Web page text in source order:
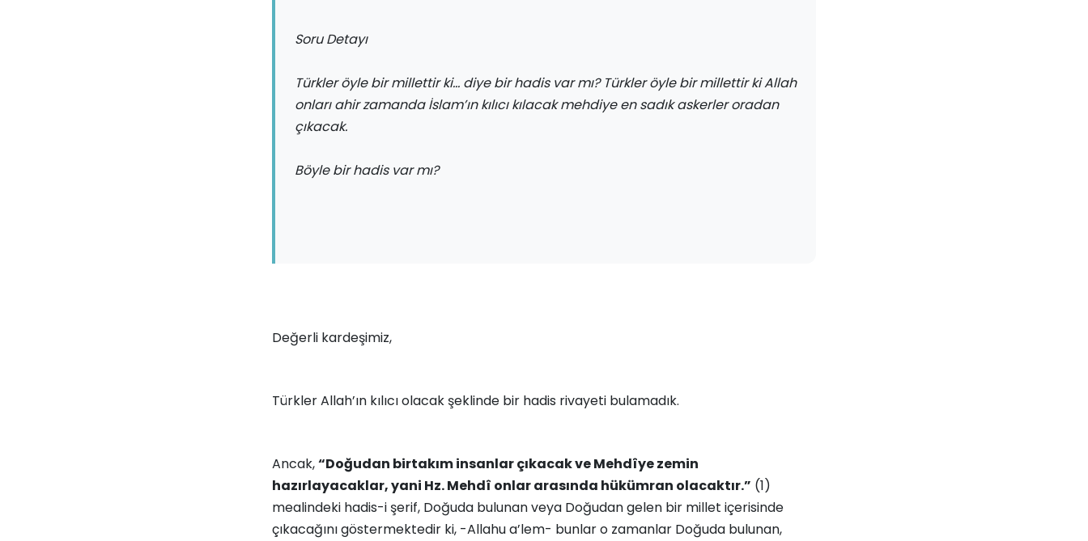
Soru Detayı
Türkler öyle bir millettir ki… diye bir hadis var mı? Türkler öyle bir millettir ki Allah
onları ahir zamanda İslam’ın kılıcı kılacak mehdiye en sadık askerler oradan
çıkacak.
Böyle bir hadis var mı?
Değerli kardeşimiz,
Türkler Allah’ın kılıcı olacak şeklinde bir hadis rivayeti bulamadık.
Ancak,“Doğudan birtakım insanlar çıkacak ve Mehdîye zemin
hazırlayacaklar, yani Hz. Mehdî onlar arasında hükümran olacaktır.” (1)
mealindeki hadis-i şerif, Doğuda bulunan veya Doğudan gelen bir millet içerisinde
çıkacağını göstermektedir ki, -Allahu a’lem- bunlar o zamanlar Doğuda bulunan,